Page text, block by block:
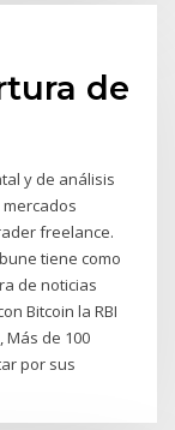
de
y de análisis
freelance.
tiene como
de noticias
Bitcoin la RBI
de 100
por sus